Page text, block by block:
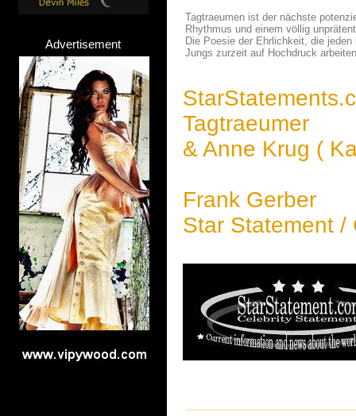
Advertisement
Tagtraeumen ist der nächste
Rhythmus und einem völlig
Die Poesie der Ehrlichkeit, die
Jungs zurzeit auf Hochdruck
Tagtraeumer
& Anne Krug (
Frank Gerber
Star Statement /